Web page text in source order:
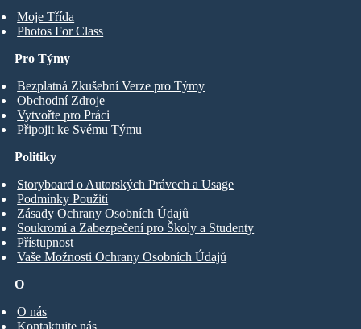
Moje Třída
Photos For Class
Pro Týmy
Bezplatná Zkušební Verze pro Týmy
Obchodní Zdroje
Vytvořte pro Práci
Připojit ke Svému Týmu
O
O nás
Kontaktujte nás
Politiky
Storyboard o Autorských Právech a Usage
Podmínky Použití
Zásady Ochrany Osobních Údajů
Soukromí a Zabezpečení pro Školy a Studenty
Přístupnost
Vaše Možnosti Ochrany Osobních Údajů